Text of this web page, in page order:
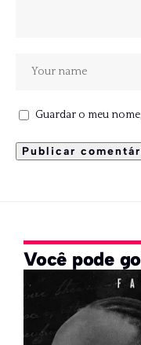
Guardar o meu
Você pode